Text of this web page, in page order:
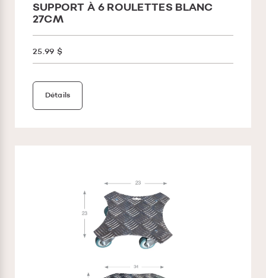
SUPPORT À 6 ROULETTES BLANC
27CM
25.99 $
Détails